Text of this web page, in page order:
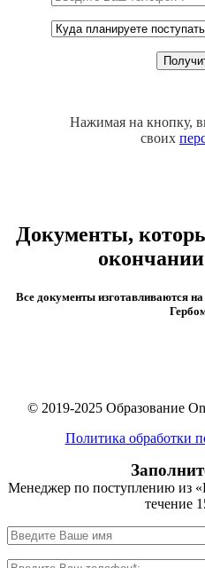
Нажимая на кнопку,
своих
Документы,
Все документы изготавливаются
© 2019-2025 Образование
Политика обработки
Менеджер по поступлению из
течение